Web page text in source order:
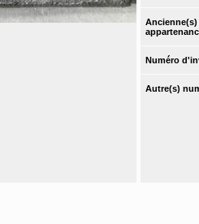
Ancienne(s)
Numéro
Autre(s)